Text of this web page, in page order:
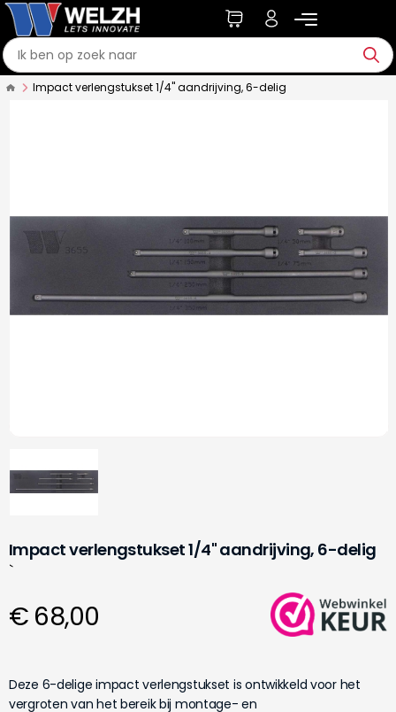
Impact verlengstukset 1/4" aandrijving, 6-delig
Impact verlengstukset 1/4" aandrijving, 6-delig
`
€ 68,00
Deze 6-delige impact verlengstukset is ontwikkeld voor het
vergroten van het bereik bij montage- en